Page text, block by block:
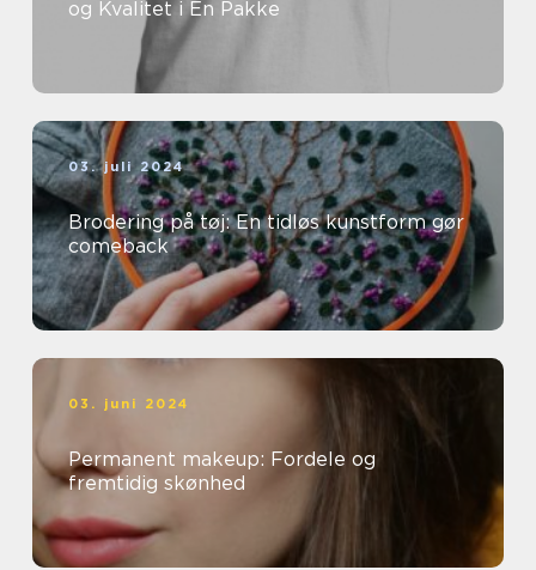
og Kvalitet i Én Pakke
03. juli 2024
Brodering på tøj: En tidløs kunstform gør
comeback
03. juni 2024
Permanent makeup: Fordele og
fremtidig skønhed